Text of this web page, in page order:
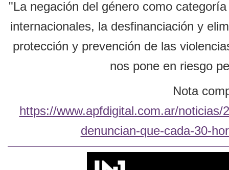
"La negación del género como
internacionales, la desfinanciación y
protección y prevención de las
nos pone en riesgo
Nota
https://www.apfdigital.com.ar/noticias/
denuncian-que-cada-30-